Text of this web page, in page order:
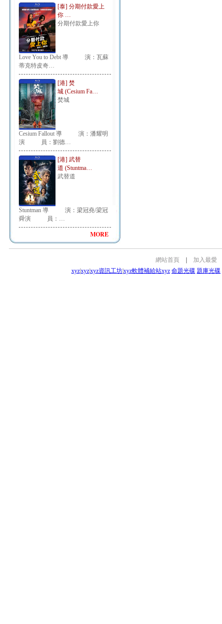
[泰] 分期付款愛上
你 …
分期付款愛上你
Love You to Debt 導 演：瓦蘇
蒂克特皮奇…
[港] 焚
城 (Cesium Fa…
焚城
Cesium Fallout 導 演：潘耀明
演 員：劉德…
[港] 武替
道 (Stuntma…
武替道
Stuntman 導 演：梁冠堯/梁冠
舜演 員：…
MORE
網站首頁
加入最愛
xyzxyzxyz資訊工坊xyz軟體補給站xyz 命題光碟 題庫光碟